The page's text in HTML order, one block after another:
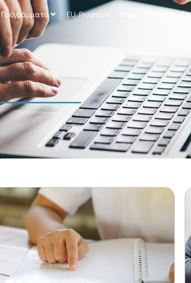
Προγράμματα EU Programs Καριέρα
ΔΙΑ ΖΩΣΗΣ